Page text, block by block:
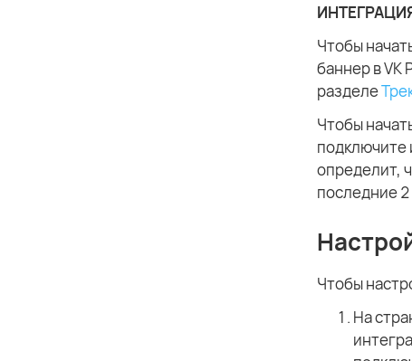
Чтобы
баннер в VK
разделе
Чтобы
подключите
определит,
последние
Чтобы
На